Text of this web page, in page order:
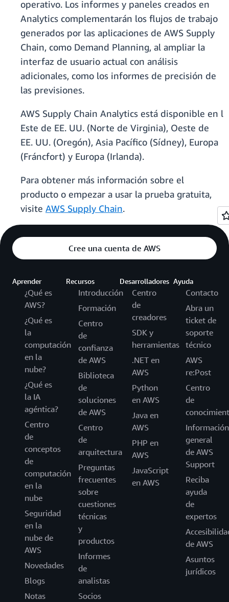
operativo. Los informes y paneles creados en
Analytics complementarán los flujos de trabajo
generados por las aplicaciones de AWS Supply
Chain, como Demand Planning, al ampliar la
interfaz de usuario actual con análisis
adicionales, como los informes de precisión de
las previsiones.
AWS Supply Chain Analytics está disponible en l
Este de EE. UU. (Norte de Virginia), Oeste de
EE. UU. (Oregón), Asia Pacífico (Sídney), Europa
(Fráncfort) y Europa (Irlanda).
Para obtener más información sobre el
producto o empezar a usar la prueba gratuita,
visite AWS Supply Chain.
Cree una cuenta de AWS
Aprender
¿Qué es
AWS?
¿Qué es
la
computación
en la
nube?
¿Qué es
la IA
agéntica?
Centro
de
conceptos
de
computación
en la
nube
Seguridad
en la
nube de
AWS
Novedades
Blogs
Notas
Recursos
Introducción
Formación
Centro
de
confianza
de AWS
Biblioteca
de
soluciones
de AWS
Centro
de
arquitectura
Preguntas
frecuentes
sobre
cuestiones
técnicas
y
productos
Informes
de
analistas
Socios
Desarrolladores
Centro
de
creadores
SDK y
herramientas
.NET en
AWS
Python
en AWS
Java en
AWS
PHP en
AWS
JavaScript
en AWS
Ayuda
Contacto
Abra un
ticket de
soporte
técnico
AWS
re:Post
Centro
de
Información
general
de AWS
Support
Reciba
ayuda
de
expertos
de AWS
Asuntos
jurídicos